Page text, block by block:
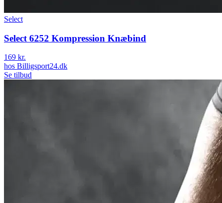
Select
Select 6252 Kompression Knæbind
169 kr.
hos Billigsport24.dk
Se tilbud